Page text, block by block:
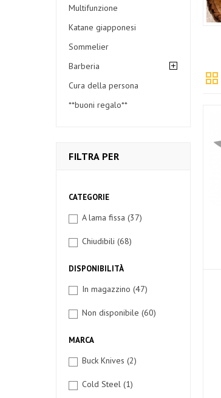
Multifunzione
Katane giapponesi
Sommelier
Barberia
Cura della persona
**buoni regalo**
FILTRA PER
CATEGORIE
A lama fissa (37)
Chiudibili (68)
DISPONIBILITÀ
In magazzino (47)
Non disponibile (60)
MARCA
Buck Knives (2)
Cold Steel (1)